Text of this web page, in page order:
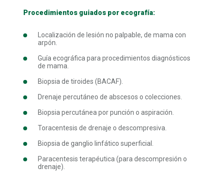
Procedimientos guiados por ecografía:
Localización de lesión no palpable, de mama con
arpón.
Guía ecográfica para procedimientos diagnósticos
de mama.
Biopsia de tiroides (BACAF).
Drenaje percutáneo de abscesos o colecciones.
Biopsia percutánea por punción o aspiración.
Toracentesis de drenaje o descompresiva.
Biopsia de ganglio linfático superficial.
Paracentesis terapéutica (para descompresión o
drenaje).